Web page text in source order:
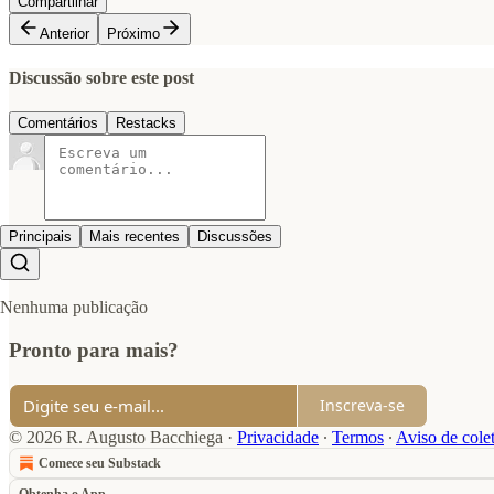
Anterior
Próximo
Discussão sobre este post
Comentários Restacks
Principais Mais recentes Discussões
Nenhuma publicação
Pronto para mais?
Inscreva-se
© 2026 R. Augusto Bacchiega · Privacidade ∙ Termos ∙ Aviso de
Comece seu Substack